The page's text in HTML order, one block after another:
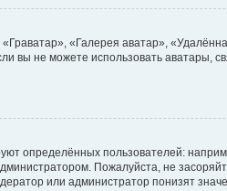
«Галерея аватар»,
вы не можете использовать аватары,
определённых пользователей:
Пожалуйста, не
или администратор понизят